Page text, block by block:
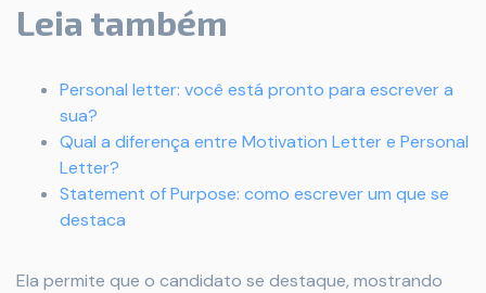
Leia também
Personal letter: você está pronto para escrever a
sua?
Qual a diferença entre Motivation Letter e Personal
Letter?
Statement of Purpose: como escrever um que se
destaca
Ela permite que o candidato se destaque, mostrando